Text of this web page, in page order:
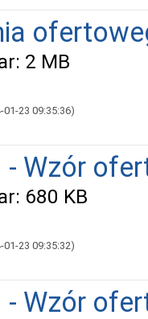
2 MB
01-23 09:35:36)
- Wzór
680 KB
01-23 09:35:32)
- Wzór